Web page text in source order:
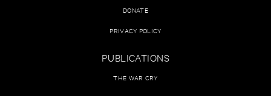
DONATE
PRIVACY POLICY
PUBLICATIONS
THE WAR CRY